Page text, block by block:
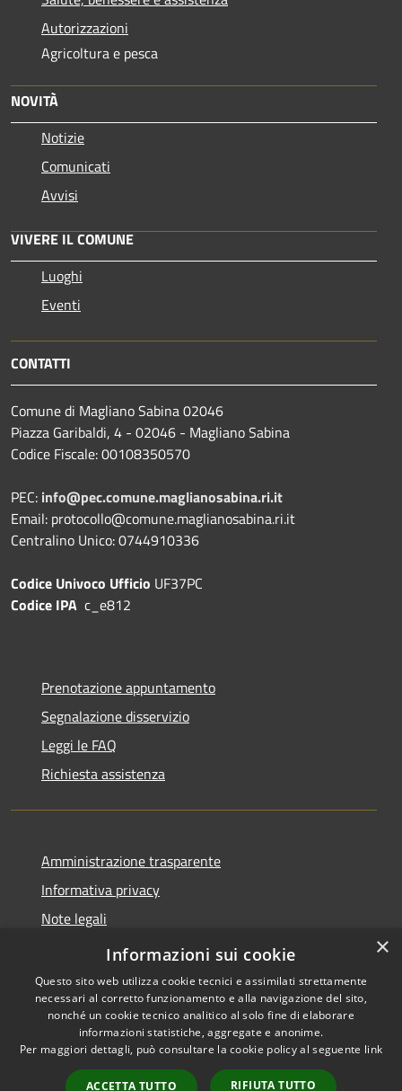
Autorizzazioni
Agricoltura e pesca
NOVITÀ
Notizie
Comunicati
Avvisi
VIVERE IL COMUNE
Luoghi
Eventi
CONTATTI
Comune di Magliano Sabina 02046
Piazza Garibaldi, 4 - 02046 - Magliano Sabina
Codice Fiscale: 00108350570
PEC: info@pec.comune.maglianosabina.ri.it
Email: protocollo@comune.maglianosabina.ri.it
Centralino Unico: 0744910336
Codice Univoco Ufficio UF37PC
Codice IPA c_e812
Prenotazione appuntamento
Segnalazione disservizio
Leggi le FAQ
Richiesta assistenza
Amministrazione trasparente
Informativa privacy
Note legali
Dichiarazione di accessibilità
Accessibilità
Copyright © 2026 • Comune di
Magliano Sabina • Powered by
Municipium• Accesso
×
Informazioni sui cookie
Questo sito web utilizza cookie tecnici e assimilati strettamente
necessari al corretto funzionamento e alla navigazione del sito,
nonché un cookie tecnico analitico al solo fine di elaborare
informazioni statistiche, aggregate e anonime.
Per maggiori dettagli, può consultare la cookie policy al seguente link
ACCETTA TUTTO RIFIUTA TUTTO